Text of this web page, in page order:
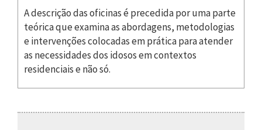
A descrição das oficinas é precedida por uma parte
teórica que examina as abordagens, metodologias
e intervenções colocadas em prática para atender
as necessidades dos idosos em contextos
residenciais e não só.